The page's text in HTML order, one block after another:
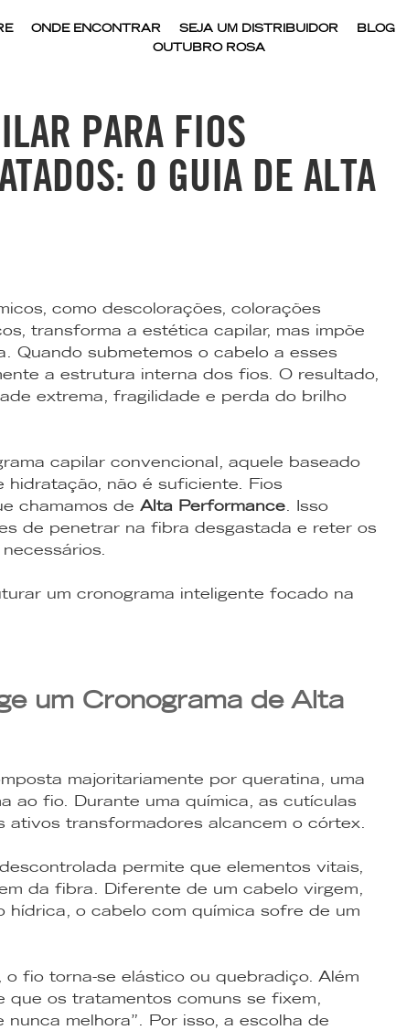
ONDE ENCONTRAR SEJA UM DISTRIBUIDOR BLOG
OUTUBRO ROSA
PARA FIOS
O GUIA DE ALTA
como descolorações, colorações
transforma a estética capilar, mas impõe
Quando submetemos o cabelo a esses
a estrutura interna dos fios. O resultado,
extrema, fragilidade e perda do brilho
capilar convencional, aquele baseado
hidratação, não é suficiente. Fios
chamamos de Alta Performance. Isso
de penetrar na fibra desgastada e reter os
um cronograma inteligente focado na
um Cronograma de Alta
majoritariamente por queratina, uma
ao fio. Durante uma química, as cutículas
transformadores alcancem o córtex.
permite que elementos vitais,
da fibra. Diferente de um cabelo virgem,
hídrica, o cabelo com química sofre de um
fio torna-se elástico ou quebradiço. Além
os tratamentos comuns se fixem,
melhora”. Por isso, a escolha de